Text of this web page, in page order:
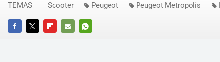
FACEBOOKTWITTERFLIPBOARD
E-
WHATSAPP
TEMAS Scooter Peugeot Peugeot Metropolis